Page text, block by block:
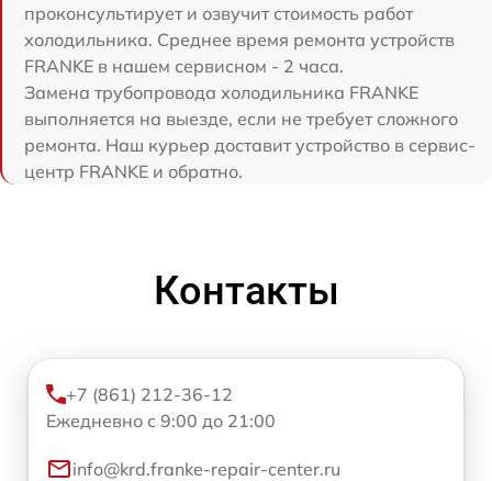
проконсультирует и озвучит стоимость работ
холодильника. Среднее время ремонта устройств
FRANKE в нашем сервисном - 2 часа.
Замена трубопровода холодильника FRANKE
выполняется на выезде, если не требует сложного
ремонта. Наш курьер доставит устройство в сервис-
центр FRANKE и обратно.
Контакты
+7 (861) 212-36-12
Ежедневно с 9:00 до 21:00
info@krd.franke-repair-center.ru